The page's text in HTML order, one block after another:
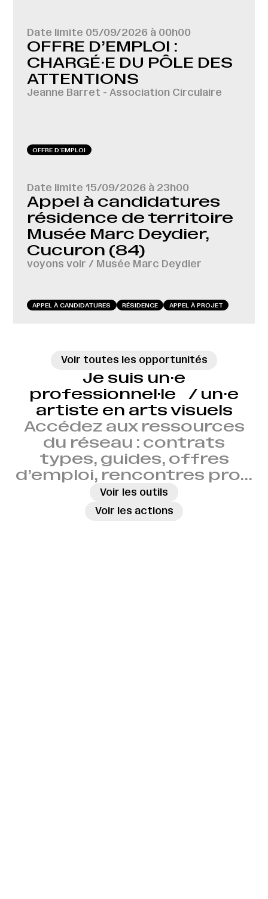
Date limite 05/09/2026 à 00h00
OFFRE D’EMPLOI :
CHARGÉ·E DU PÔLE DES
ATTENTIONS
Jeanne Barret - Association Circulaire
OFFRE D‘EMPLOI
Date limite 15/09/2026 à 23h00
Appel à candidatures
résidence de territoire
Musée Marc Deydier,
Cucuron (84)
voyons voir / Musée Marc Deydier
APPEL À CANDIDATURES RÉSIDENCE APPEL À PROJET
Voir toutes les opportunités
Je suis un·e
professionnel·le / un·e
artiste en arts visuels
Accédez aux ressources
du réseau : contrats
types, guides, offres
d’emploi, rencontres pro…
Voir les outils
Voir les actions